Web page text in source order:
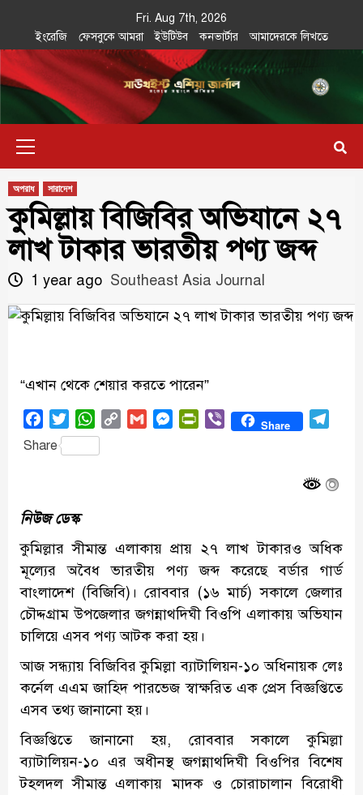
content
Fri. Aug 7th, 2026
ইংরেজি
ফেসবুকে আমরা ইউটিউব কনভার্টার আমাদেরকে লিখতে
Southeast
Asia Journal
IN SEARCH OF THE TRUTH
অপরাধ সারাদেশ
কুমিল্লায় বিজিবির অভিযানে ২৭
লাখ টাকার ভারতীয় পণ্য জব্দ
1 year ago Southeast Asia Journal
“এখান থেকে শেয়ার করতে পারেন”
FacebookTwitterWhatsApp
Copy
Gmail MessengerPrintFriendly
Viber Share
Share
নিউজ ডেস্ক
কুমিল্লার সীমান্ত এলাকায় প্রায় ২৭ লাখ টাকারও অধিক
মূল্যের অবৈধ ভারতীয় পণ্য জব্দ করেছে বর্ডার গার্ড
বাংলাদেশ (বিজিবি)। রোববার (১৬ মার্চ) সকালে জেলার
চৌদ্দগ্রাম উপজেলার জগন্নাথদিঘী বিওপি এলাকায় অভিযান
চালিয়ে এসব পণ্য আটক করা হয়।
আজ সন্ধ্যায় বিজিবির কুমিল্লা ব্যাটালিয়ন-১০ অধিনায়ক লেঃ
কর্নেল এএম জাহিদ পারভেজ স্বাক্ষরিত এক প্রেস বিজ্ঞপ্তিতে
এসব তথ্য জানানো হয়।
বিজ্ঞপ্তিতে জানানো হয়, রোববার সকালে কুমিল্লা
ব্যাটালিয়ন-১০ এর অধীনস্থ জগন্নাথদিঘী বিওপির বিশেষ
টহলদল সীমান্ত এলাকায় মাদক ও চোরাচালান বিরোধী